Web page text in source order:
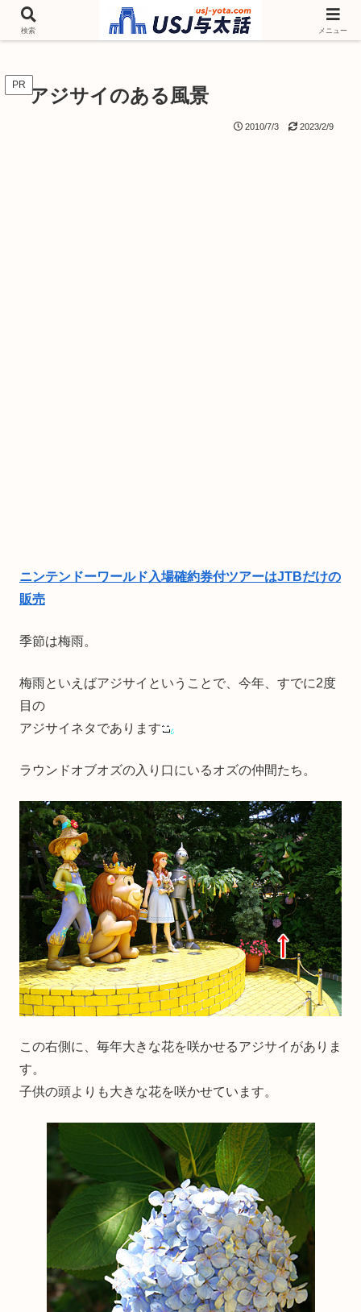
チケットやシーズンイベント ニンテンドーワールド アトラクションなどユニ
バを歩いて情報収集しています
PR アジサイのある風景
2010/7/3 2023/2/9
ニンテンドーワールド入場確約券付ツアーはJTBだけの
販売
季節は梅雨。
梅雨といえばアジサイということで、今年、すでに2度
目の
アジサイネタであります
ラウンドオブオズの入り口にいるオズの仲間たち。
この右側に、毎年大きな花を咲かせるアジサイがありま
す。
子供の頭よりも大きな花を咲かせています。
検索 メニュー